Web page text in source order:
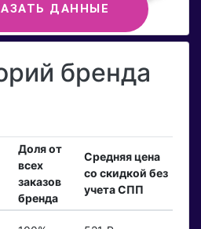
ДАННЫЕ
бренда
Доля от
всех
заказов
бренда
Средняя цена
со скидкой без
учета СПП